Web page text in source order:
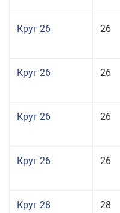
Круг 26 26
Круг 26 26
Круг 26 26
Круг 26 26
Круг 28 28